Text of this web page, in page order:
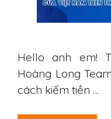
Hello anh em!
Hoàng Long
cách kiếm tiền …